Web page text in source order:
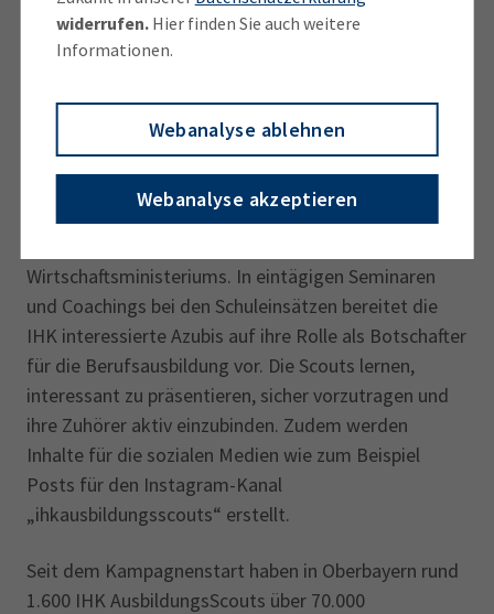
widerrufen.Hier finden Sie auch weitere
Informationen.
Webanalyse ablehnen
Webanalyse akzeptieren
unterstützen und damit auch zeigen, wie smarte
Berufsorientierung aussehen kann. Letztendlich –
AusbildungsScouts – profitieren alle davon: Schüler,
Schulen, Ausbildungsbetriebe und die Azubis selbst.
Die bayernweite Kampagne „IHK AusbildungsScouts“
läuft seit Sommer 2015 und ist ein gemeinsames
Wirtschaftsministeriums. In eintägigen Seminaren
und Coachings bei den Schuleinsätzen bereitet die
IHK interessierte Azubis auf ihre Rolle als Botschafter
für die Berufsausbildung vor. Die Scouts lernen,
interessant zu präsentieren, sicher vorzutragen und
ihre Zuhörer aktiv einzubinden. Zudem werden
Inhalte für die sozialen Medien wie zum Beispiel
Posts für den Instagram-Kanal
„ihkausbildungsscouts“ erstellt.
Seit dem Kampagnenstart haben in Oberbayern rund
1.600 IHK AusbildungsScouts über 70.000